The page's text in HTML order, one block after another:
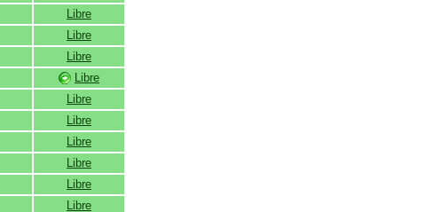
Libre
Libre
Libre
Libre
Libre
Libre
Libre
Libre
Libre
Libre